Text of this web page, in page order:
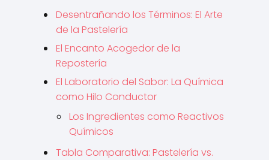
Desentrañando los Términos: El Arte
de la Pastelería
El Encanto Acogedor de la
Repostería
El Laboratorio del Sabor: La Química
como Hilo Conductor
Los Ingredientes como Reactivos
Químicos
Tabla Comparativa: Pastelería vs.